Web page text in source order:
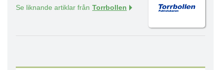
Se liknande artiklar från Torrbollen